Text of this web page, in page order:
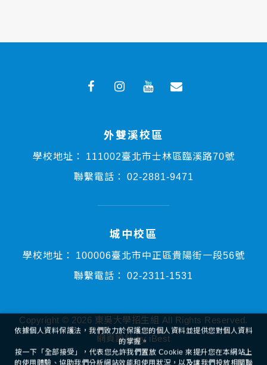
外雙溪校區
學校地址：
111002臺北市士林區臨溪路70號
聯繫電話：
02-2881-9471
城中校區
學校地址：
100006臺北市中正區貴陽街一段56號
聯繫電話：
02-2311-1531
Copyright © 2026 東吳大學招生組 All Rights Reserved.
網頁設計 by iBest
的掌握。
您可以在下方管理 Cookie 設定。 按一下「確認」即代表您同意採用目前
的設定。
管理Cookies 全部接受